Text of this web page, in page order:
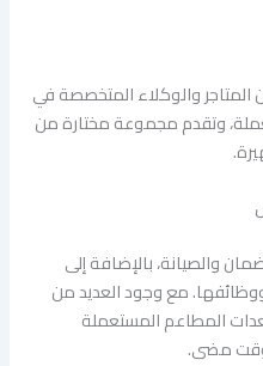
المتاجر والوكلاء المتخصصة في
وتقدم مجموعة مختارة من
والصيانة، بالإضافة إلى
مع وجود العديد من
المطاعم المستعملة
وقت مضى.